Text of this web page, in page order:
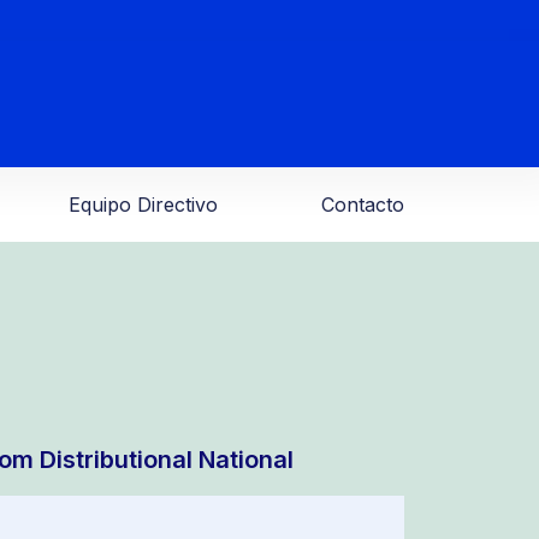
Equipo Directivo Contacto
Distributional National